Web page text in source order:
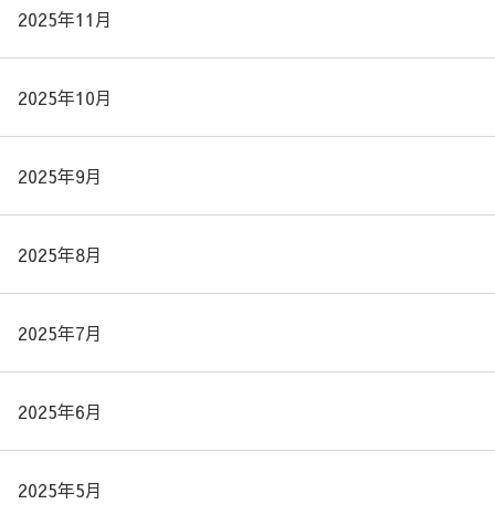
2025年11月
2025年10月
2025年9月
2025年8月
2025年7月
2025年6月
2025年5月